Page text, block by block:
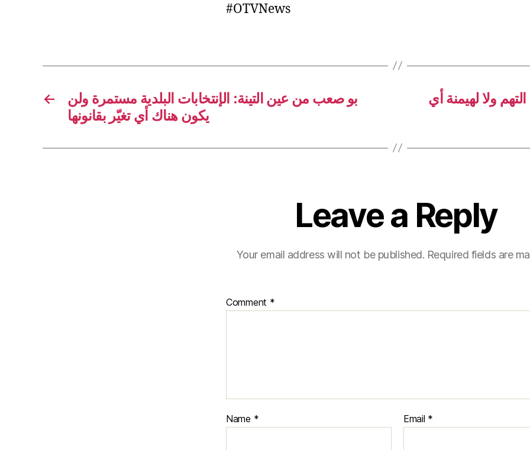
#OTVNews
←
بو صعب من عين التينة: الإنتخابات البلدية مستمرة ولن
يكون هناك أي تغيّر بقانونها
ولا لهيمنة أي
Leave a Reply
Your email address will not be published. Required fields are
Comment *
Name * Email *